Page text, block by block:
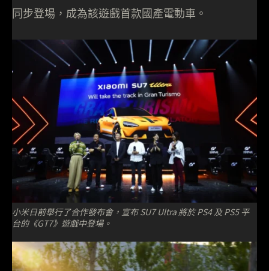
同步登場，成為該遊戲首款國產電動車。
小米日前舉行了合作發布會，宣布 SU7 Ultra 將於 PS4 及 PS5 平
台的《GT7》遊戲中登場。